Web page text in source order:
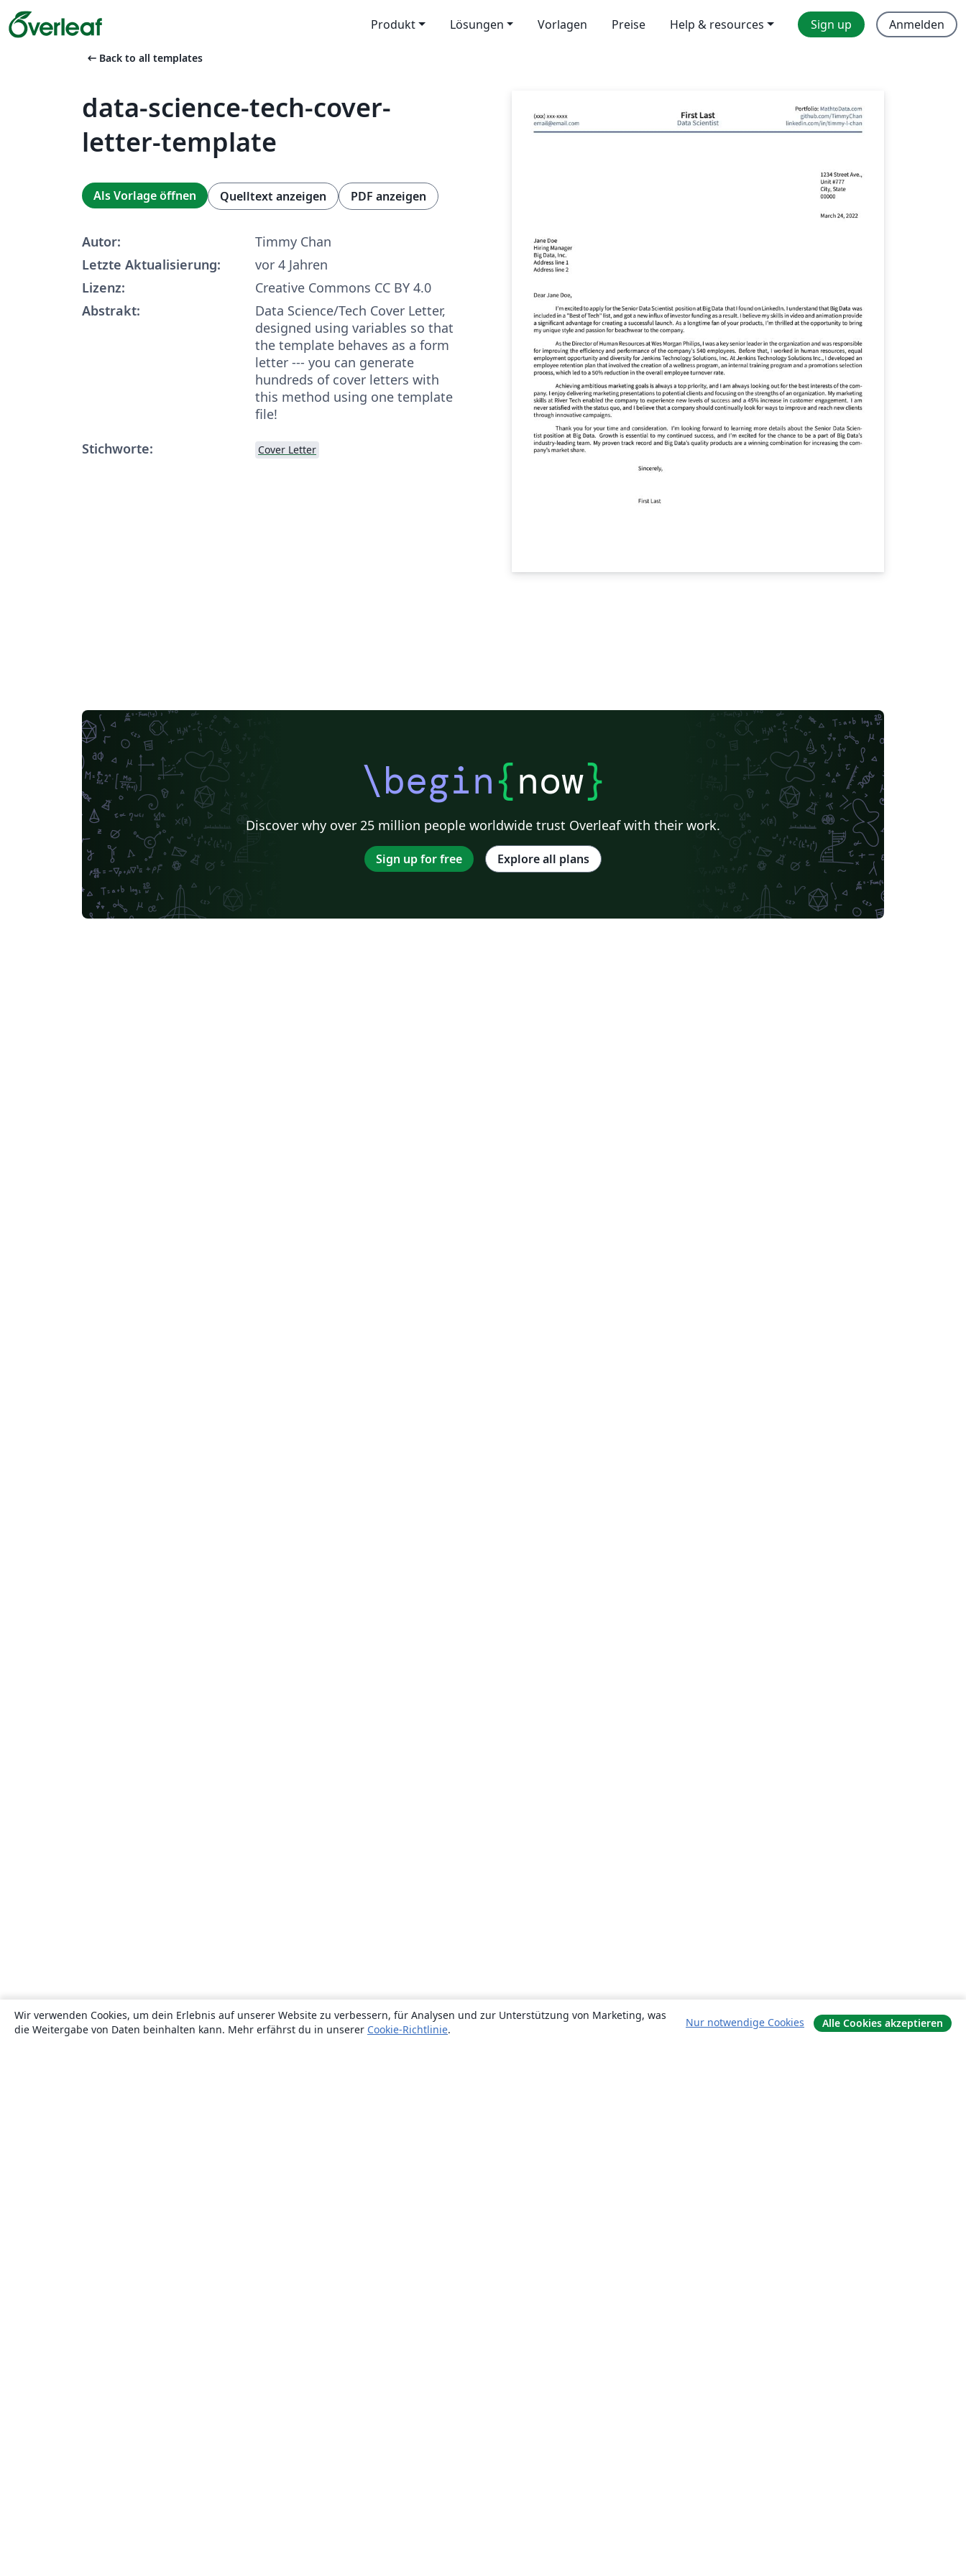
Produkt Lösungen Vorlagen Preise Help & resources Sign up Anmelden
arrow_left_alt Back to all templates
data-science-tech-cover-
letter-template
Als Vorlage öffnen Quelltext anzeigen PDF anzeigen
Autor:
Timmy Chan
Letzte Aktualisierung:
vor 4 Jahren
Lizenz:
Creative Commons CC BY 4.0
Abstrakt:
Data Science/Tech Cover Letter,
designed using variables so that
the template behaves as a form
letter --- you can generate
hundreds of cover letters with
this method using one template
file!
Stichworte:
Cover Letter
\begin{now}
Discover why over 25 million people worldwide trust Overleaf with their work.
Sign up for free Explore all plans
Wir verwenden Cookies, um dein Erlebnis auf unserer Website zu verbessern, für Analysen und zur Unterstützung von Marketing, was
die Weitergabe von Daten beinhalten kann. Mehr erfährst du in unserer Cookie-Richtlinie.
Nur notwendige Cookies Alle Cookies akzeptieren